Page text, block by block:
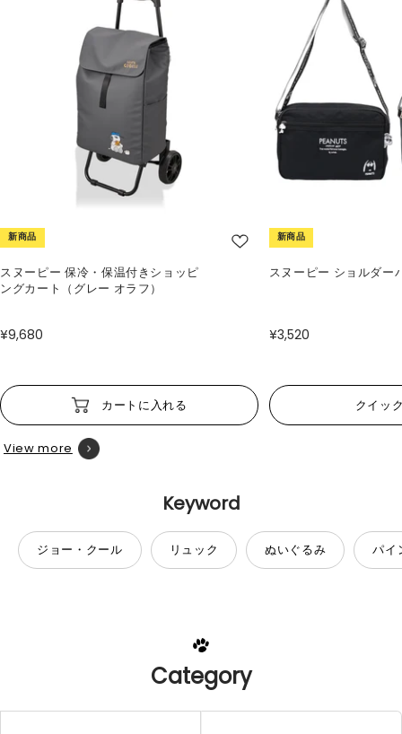
新商品
スヌーピー 保冷・保温付きショッピ
ングカート（グレー オラフ）
¥9,680
カートに入れる
新商品
スヌーピー ショルダー
¥3,520
クイッ
View more
Keyword
ジョー・クール リュック ぬいぐるみ パイ
Category